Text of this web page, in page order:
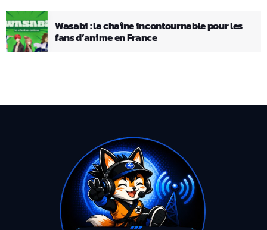
Wasabi : la chaîne incontournable pour les
fans d’anime en France